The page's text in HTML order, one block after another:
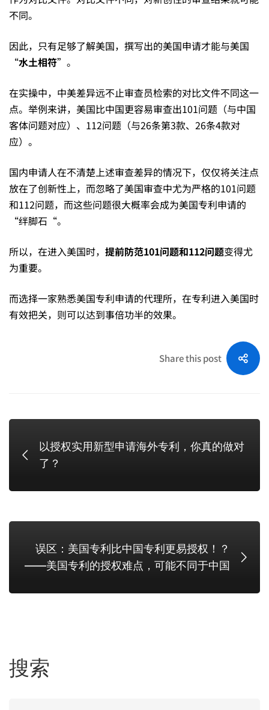
不同。
因此，只有足够了解美国，撰写出的美国申请才能与美国
“水土相符”。
在实操中，中美差异远不止审查员检索的对比文件不同这一
点。举例来讲，美国比中国更容易审查出101问题（与中国
客体问题对应）、112问题（与26条第3款、26条4款对
应）。
国内申请人在不清楚上述审查差异的情况下，仅仅将关注点
放在了创新性上，而忽略了美国审查中尤为严格的101问题
和112问题，而这些问题很大概率会成为美国专利申请的
“绊脚石“。
所以，在进入美国时， 提前防范101问题和112问题变得尤
为重要。
而选择一家熟悉美国专利申请的代理所，在专利进入美国时
有效把关，则可以达到事倍功半的效果。
Share this post
以授权实用新型申请海外专利，你真的做对
了？
误区：美国专利比中国专利更易授权！？
——美国专利的授权难点，可能不同于中国
搜索